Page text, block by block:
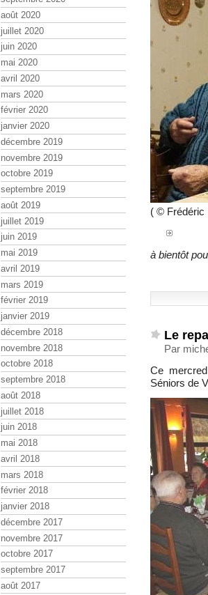
( © Frédéric
à bientôt
Le
Par
Ce
Séniors de
août 2020
juillet 2020
juin 2020
mai 2020
avril 2020
mars 2020
février 2020
janvier 2020
décembre 2019
novembre 2019
octobre 2019
septembre 2019
août 2019
juillet 2019
juin 2019
mai 2019
avril 2019
mars 2019
février 2019
janvier 2019
décembre 2018
novembre 2018
octobre 2018
septembre 2018
août 2018
juillet 2018
juin 2018
mai 2018
avril 2018
mars 2018
février 2018
janvier 2018
décembre 2017
novembre 2017
octobre 2017
septembre 2017
août 2017